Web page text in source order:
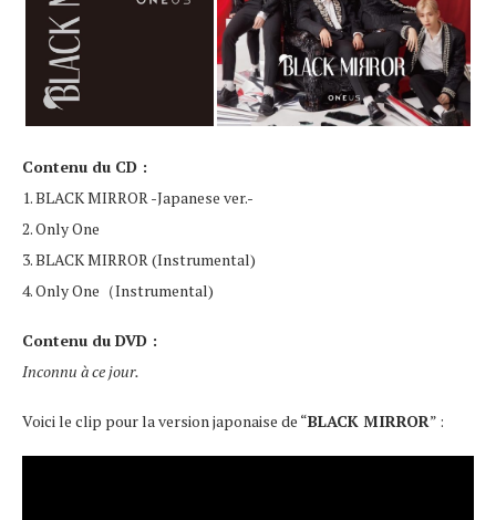
Contenu du CD :
1. BLACK MIRROR -Japanese ver.-
2. Only One
3. BLACK MIRROR (Instrumental)
4. Only One（Instrumental)
Contenu du DVD :
Inconnu à ce jour.
Voici le clip pour la version japonaise de “BLACK MIRROR” :